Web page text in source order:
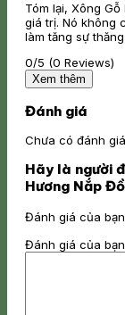
Tóm lại, Xông
giá trị. Nó không
làm tăng sự
0/5 (0 Reviews)
Xem thêm
Đánh giá
Chưa có đánh
Hãy là người
Hương Nắp
Đánh giá của bạn
Đánh giá của bạn